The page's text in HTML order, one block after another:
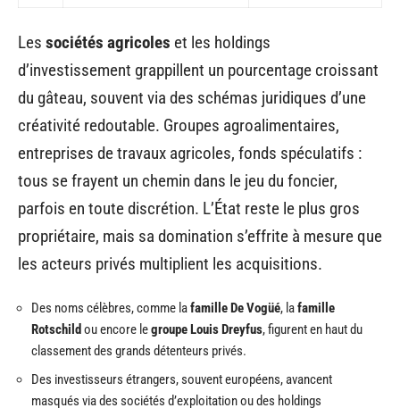
Les sociétés agricoles et les holdings
d’investissement grappillent un pourcentage croissant
du gâteau, souvent via des schémas juridiques d’une
créativité redoutable. Groupes agroalimentaires,
entreprises de travaux agricoles, fonds spéculatifs :
tous se frayent un chemin dans le jeu du foncier,
parfois en toute discrétion. L’État reste le plus gros
propriétaire, mais sa domination s’effrite à mesure que
les acteurs privés multiplient les acquisitions.
Des noms célèbres, comme lafamille De Vogüé, lafamille
Rotschild ou encore legroupe Louis Dreyfus, figurent en haut du
classement des grands détenteurs privés.
Des investisseurs étrangers, souvent européens, avancent
masqués via des sociétés d’exploitation ou des holdings